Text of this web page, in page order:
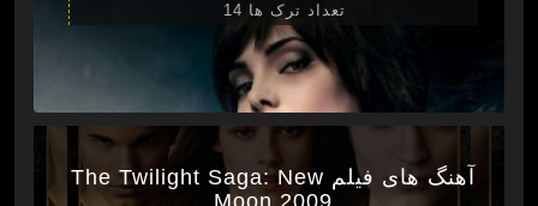
تعداد ترک ها 14
آهنگ های فیلم The Twilight Saga: New
Moon 2009